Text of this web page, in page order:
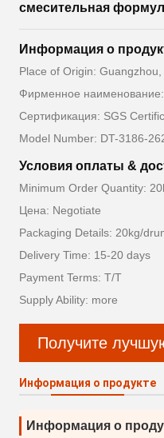
смесительная
Информация о
Place of Origin: Guangzhou,
Фирменное
Сертификация: SGS
Model Number: DT-3186-
Условия оплаты &
Minimum Order Quantity:
Цена: Negotiate
Packaging Details: 20kg/
Delivery Time: 15-20 days
Payment Terms: T/T
Supply Ability: more
Получите
Информация о продукте
Информация о